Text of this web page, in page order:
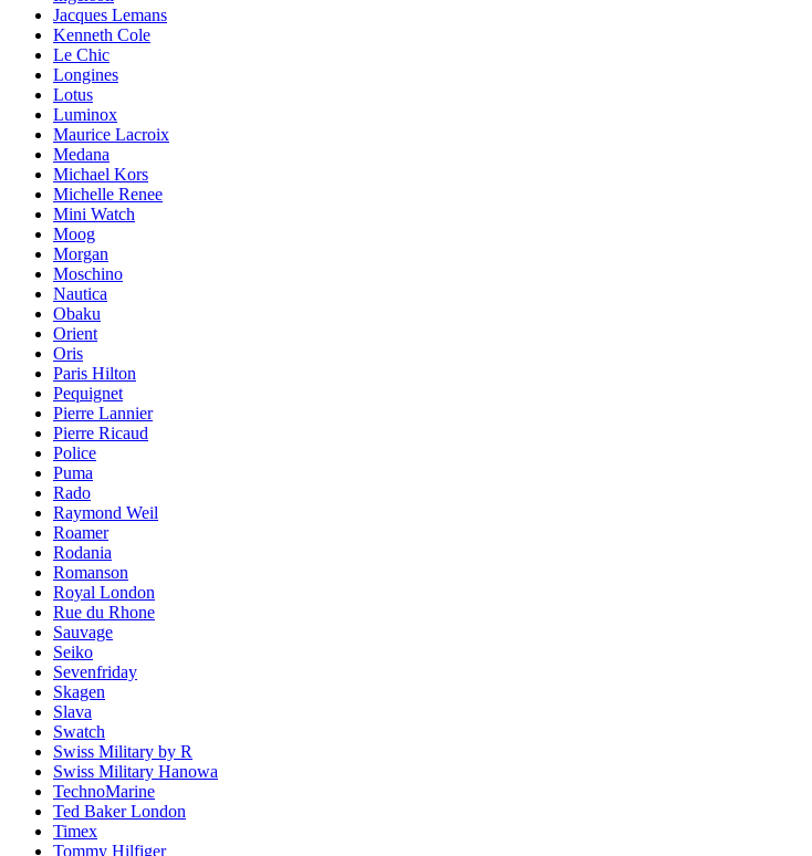
Jacques Lemans
Kenneth Cole
Le Chic
Longines
Lotus
Luminox
Maurice Lacroix
Medana
Michael Kors
Michelle Renee
Mini Watch
Moog
Morgan
Moschino
Nautica
Obaku
Orient
Oris
Paris Hilton
Pequignet
Pierre Lannier
Pierre Ricaud
Police
Puma
Rado
Raymond Weil
Roamer
Rodania
Romanson
Royal London
Rue du Rhone
Sauvage
Seiko
Sevenfriday
Skagen
Slava
Swatch
Swiss Military by R
Swiss Military Hanowa
TechnoMarine
Ted Baker London
Timex
Tommy Hilfiger